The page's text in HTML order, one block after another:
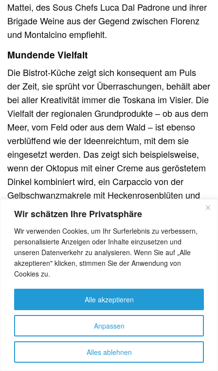
Wir schätzen Ihre Privatsphäre
Wir verwenden Cookies, um Ihr Surferlebnis zu verbessern,
personalisierte Anzeigen oder Inhalte einzusetzen und
unseren Datenverkehr zu analysieren. Wenn Sie auf „Alle
akzeptieren" klicken, stimmen Sie der Anwendung von
Cookies zu.
Anpassen
Alles ablehnen
Alle akzeptieren
Mattei, des Sous Chefs Luca Dal Padrone und ihrer
Brigade Weine aus der Gegend zwischen Florenz
und Montalcino empfiehlt.
Mundende Vielfalt
Die Bistrot-Küche zeigt sich konsequent am Puls
der Zeit, sie sprüht vor Überraschungen, behält aber
bei aller Kreativität immer die Toskana im Visier. Die
Vielfalt der regionalen Grundprodukte – ob aus dem
Meer, vom Feld oder aus dem Wald – ist ebenso
verblüffend wie der Ideenreichtum, mit dem sie
eingesetzt werden. Das zeigt sich beispielsweise,
wenn der Oktopus mit einer Creme aus geröstetem
Dinkel kombiniert wird, ein Carpaccio von der
Gelbschwanzmakrele mit Heckenrosenblüten und
einem Pinienextrakt eine erstaunliche
geschmackliche Richtung erhält oder einem
gebratenenWolfsbarschfiletmarinierte grüne
Erdbeeren zur Seite gestellt werden.
Japan trifft Toscana
1994 eröffnete die Vaiani-Familie – nur einen
Katzensprung von ihrem Bistro entfernt – die
Osteria del Mare, in der Küchenchef Emiliano Stagi
und seine Brigade vor allem toskanische
Fischküche der verfeinerten Art anbieten – wir
werden in einem anderen Zusammenhang darüber